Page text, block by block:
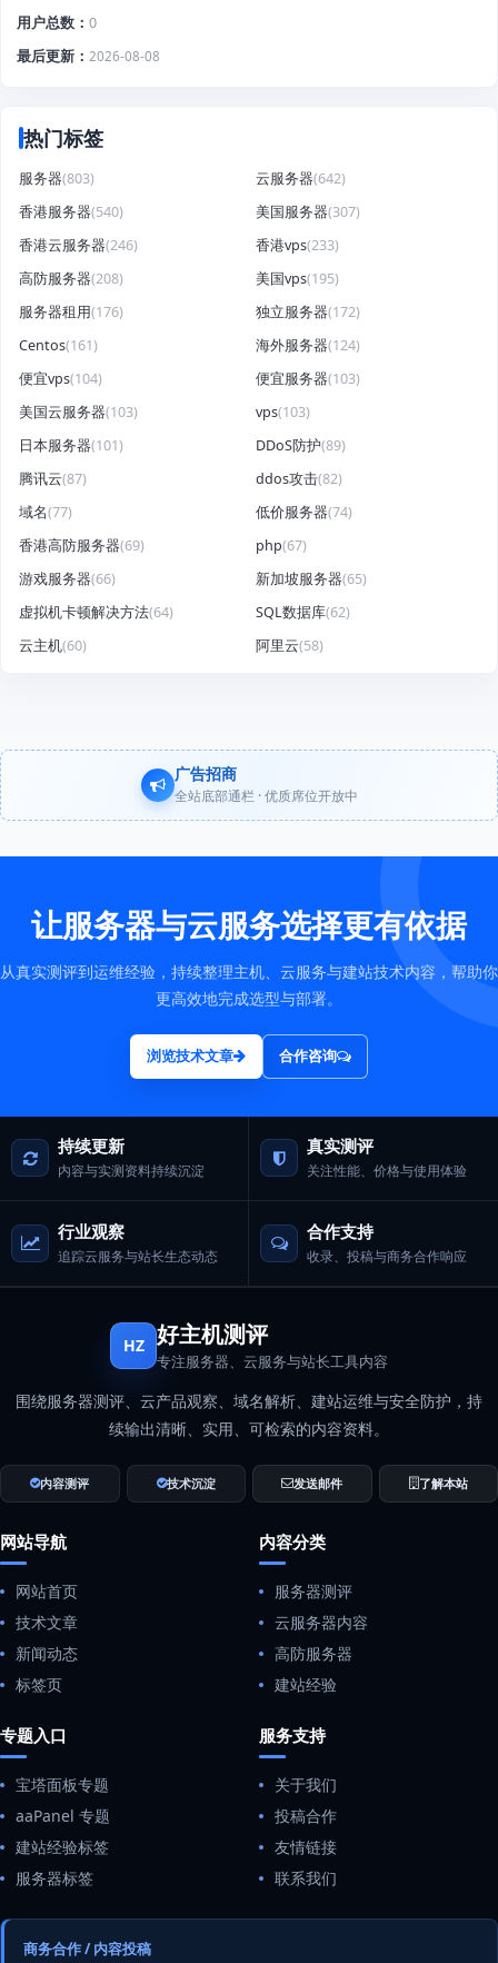
用户总数
0
最后更新
2026-08-08
热门标签
服务器(803) 云服务器(642)
香港服务器(540) 美国服务器(307)
香港云服务器(246) 香港vps(233)
高防服务器(208) 美国vps(195)
服务器租用(176) 独立服务器(172)
Centos(161) 海外服务器(124)
便宜vps(104) 便宜服务器(103)
美国云服务器(103) vps(103)
日本服务器(101) DDoS防护(89)
腾讯云(87) ddos攻击(82)
域名(77) 低价服务器(74)
香港高防服务器(69) php(67)
游戏服务器(66) 新加坡服务器(65)
虚拟机卡顿解决方法(64) SQL数据库(62)
云主机(60) 阿里云(58)
广告招商
全站底部通栏 · 优质席位开放中
让服务器与云服务选择更有依据
从真实测评到运维经验，持续整理主机、云服务与建站技术内容，帮助你
更高效地完成选型与部署。
浏览技术文章 合作咨询
持续更新
内容与实测资料持续沉淀
真实测评
关注性能、价格与使用体验
行业观察
追踪云服务与站长生态动态
合作支持
收录、投稿与商务合作响应
HZ 好主机测评
专注服务器、云服务与站长工具内容
围绕服务器测评、云产品观察、域名解析、建站运维与安全防护，持
续输出清晰、实用、可检索的内容资料。
内容测评 技术沉淀 发送邮件 了解本站
网站导航
网站首页
技术文章
新闻动态
标签页
内容分类
服务器测评
云服务器内容
高防服务器
建站经验
专题入口
宝塔面板专题
aaPanel 专题
建站经验标签
服务器标签
服务支持
关于我们
投稿合作
友情链接
联系我们
商务合作 / 内容投稿